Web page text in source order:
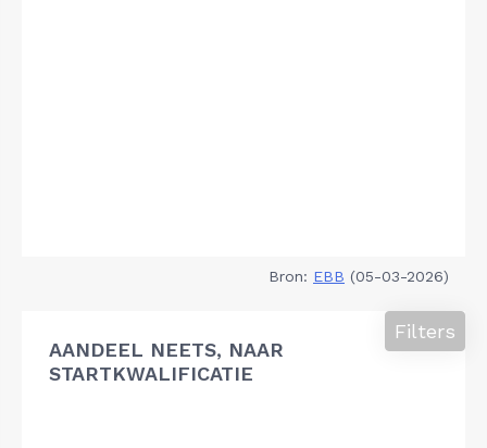
Bron: EBB (05-03-2026)
AANDEEL NEETS, NAAR
STARTKWALIFICATIE
Filters